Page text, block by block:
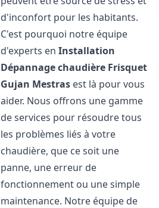
d'inconfort pour les habitants.
C'est pourquoi notre équipe
d'experts enInstallation
Dépannage chaudière Frisquet
Gujan Mestras est là pour vous
aider. Nous offrons une gamme
de services pour résoudre tous
les problèmes liés à votre
chaudière, que ce soit une
panne, une erreur de
fonctionnement ou une simple
maintenance. Notre équipe de